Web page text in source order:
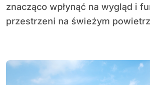
znacząco wpłynąć na wygląd i
przestrzeni na świeżym